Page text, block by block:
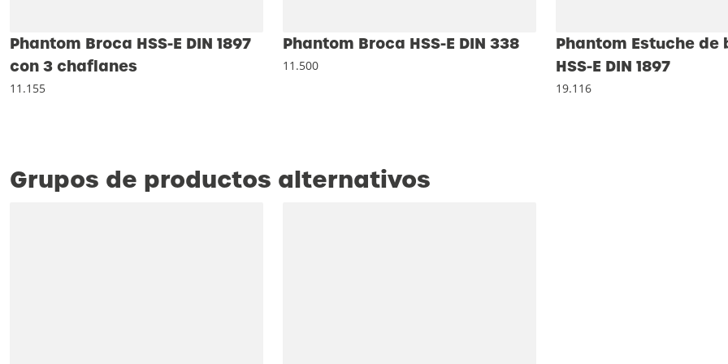
Phantom Broca HSS-E DIN 1897
con 3 chaflanes
11.155
Phantom Broca HSS-E DIN 338
11.500
Phantom Estuche de
HSS-E DIN 1897
19.116
Grupos de productos alternativos